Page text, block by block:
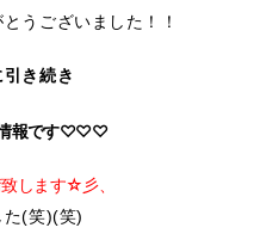
うございました！！
き続き
情報です♡♡♡
します☆彡、
た(笑)(笑)